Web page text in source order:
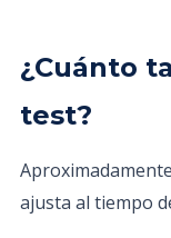
¿Cuánto
test?
ajusta al tiempo